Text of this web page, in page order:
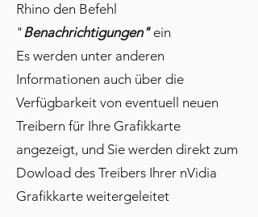
Rhino den Befehl
"Benachrichtigungen" ein
Es werden unter anderen
Informationen auch über die
Verfügbarkeit von eventuell neuen
Treibern für Ihre Grafikkarte
angezeigt, und Sie werden direkt zum
Dowload des Treibers Ihrer nVidia
Grafikkarte weitergeleitet